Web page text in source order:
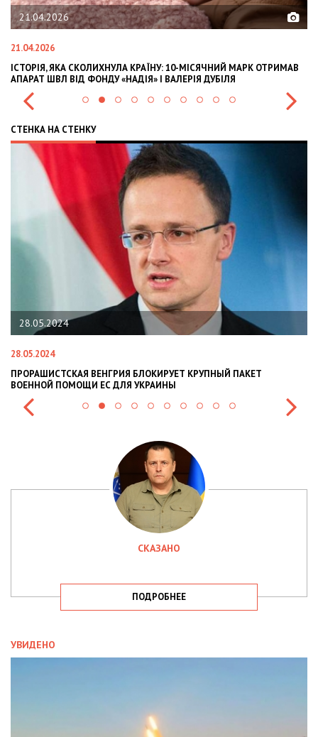
21.04.2026
21.04.2026
ІСТОРІЯ, ЯКА СКОЛИХНУЛА КРАЇНУ: 10-МІСЯЧНИЙ МАРК ОТРИМАВ
АПАРАТ ШВЛ ВІД ФОНДУ «НАДІЯ» І ВАЛЕРІЯ ДУБІЛЯ
СТЕНКА НА СТЕНКУ
28.05.2024
28.05.2024
ПРОРАШИСТСКАЯ ВЕНГРИЯ БЛОКИРУЕТ КРУПНЫЙ ПАКЕТ
ВОЕННОЙ ПОМОЩИ ЕС ДЛЯ УКРАИНЫ
СКАЗАНО
ПОДРОБНЕЕ
УВИДЕНО